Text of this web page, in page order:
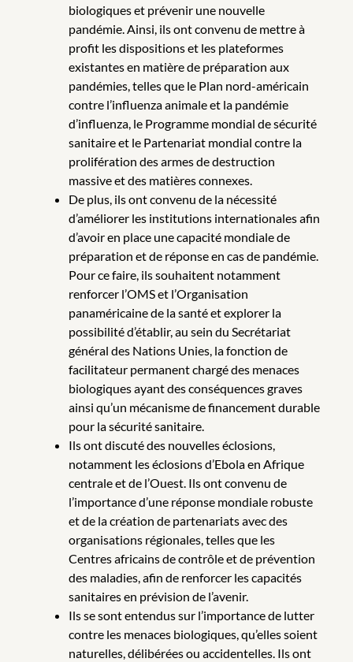
biologiques et prévenir une nouvelle
pandémie. Ainsi, ils ont convenu de mettre à
profit les dispositions et les plateformes
existantes en matière de préparation aux
pandémies, telles que le Plan nord-américain
contre l’influenza animale et la pandémie
d’influenza, le Programme mondial de sécurité
sanitaire et le Partenariat mondial contre la
prolifération des armes de destruction
massive et des matières connexes.
De plus, ils ont convenu de la nécessité
d’améliorer les institutions internationales afin
d’avoir en place une capacité mondiale de
préparation et de réponse en cas de pandémie.
Pour ce faire, ils souhaitent notamment
renforcer l’OMS et l’Organisation
panaméricaine de la santé et explorer la
possibilité d’établir, au sein du Secrétariat
général des Nations Unies, la fonction de
facilitateur permanent chargé des menaces
biologiques ayant des conséquences graves
ainsi qu’un mécanisme de financement durable
pour la sécurité sanitaire.
Ils ont discuté des nouvelles éclosions,
notamment les éclosions d’Ebola en Afrique
centrale et de l’Ouest. Ils ont convenu de
l’importance d’une réponse mondiale robuste
et de la création de partenariats avec des
organisations régionales, telles que les
Centres africains de contrôle et de prévention
des maladies, afin de renforcer les capacités
sanitaires en prévision de l’avenir.
Ils se sont entendus sur l’importance de lutter
contre les menaces biologiques, qu’elles soient
naturelles, délibérées ou accidentelles. Ils ont